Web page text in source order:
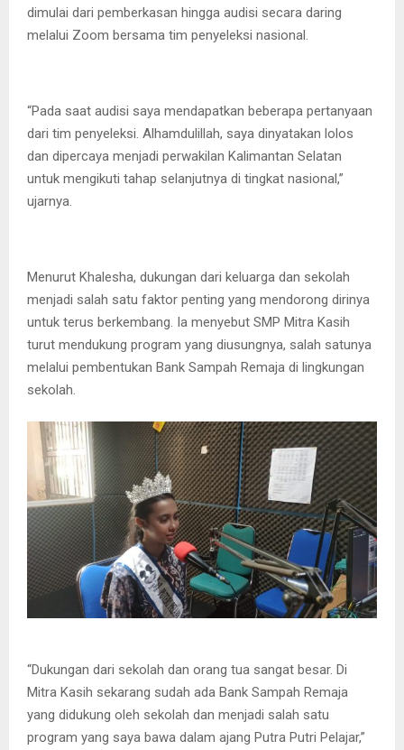
dimulai dari pemberkasan hingga audisi secara daring
melalui Zoom bersama tim penyeleksi nasional.
“Pada saat audisi saya mendapatkan beberapa pertanyaan
dari tim penyeleksi. Alhamdulillah, saya dinyatakan lolos
dan dipercaya menjadi perwakilan Kalimantan Selatan
untuk mengikuti tahap selanjutnya di tingkat nasional,”
ujarnya.
Menurut Khalesha, dukungan dari keluarga dan sekolah
menjadi salah satu faktor penting yang mendorong dirinya
untuk terus berkembang. Ia menyebut SMP Mitra Kasih
turut mendukung program yang diusungnya, salah satunya
melalui pembentukan Bank Sampah Remaja di lingkungan
sekolah.
“Dukungan dari sekolah dan orang tua sangat besar. Di
Mitra Kasih sekarang sudah ada Bank Sampah Remaja
yang didukung oleh sekolah dan menjadi salah satu
program yang saya bawa dalam ajang Putra Putri Pelajar,”